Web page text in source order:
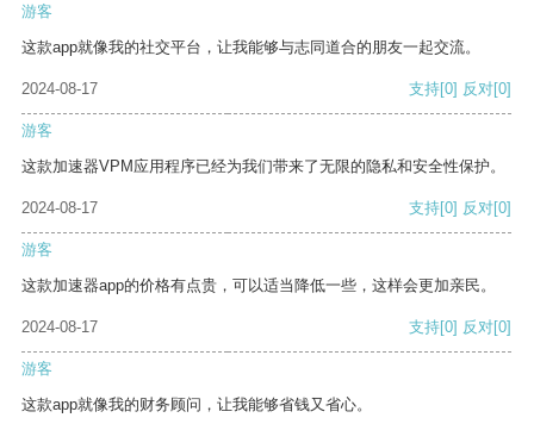
游客
这款app就像我的社交平台，让我能够与志同道合的朋友一起交流。
2024-08-17 支持[0] 反对[0]
游客
这款加速器VPM应用程序已经为我们带来了无限的隐私和安全性保护。
2024-08-17 支持[0] 反对[0]
游客
这款加速器app的价格有点贵，可以适当降低一些，这样会更加亲民。
2024-08-17 支持[0] 反对[0]
游客
这款app就像我的财务顾问，让我能够省钱又省心。